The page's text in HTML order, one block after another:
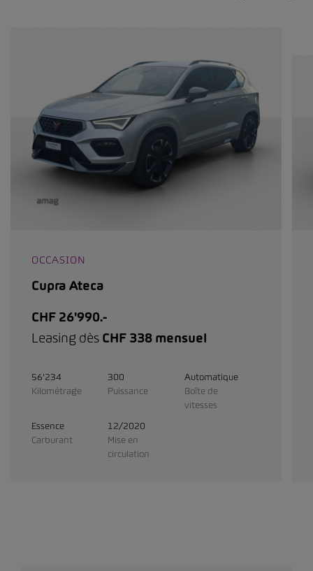
OCCASION
Cupra Ateca
CHF 26'990.-
Leasing dès CHF 338 mensuel
56'234
Kilométrage
300
Puissance
Automatique
Boîte de
vitesses
Essence
Carburant
12/2020
Mise en
circulation